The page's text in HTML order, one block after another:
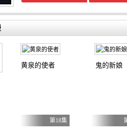
戏的玩家在废设定异世界无双～ 第二季
黄泉的使者
第18集
鬼的新娘